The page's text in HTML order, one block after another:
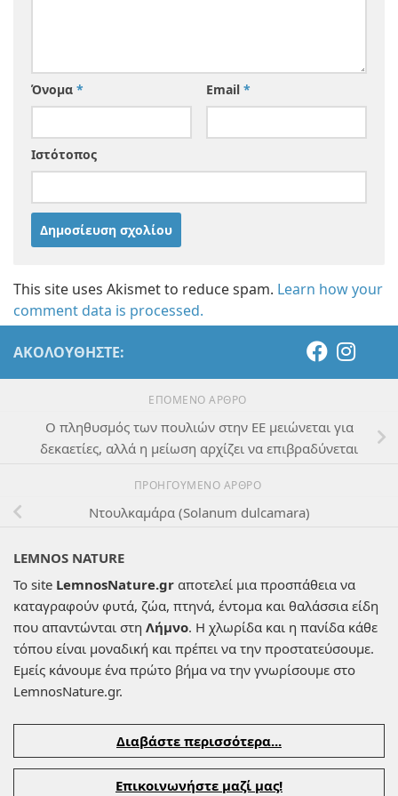
Όνομα * Email *
Ιστότοπος
This site uses Akismet to reduce spam. Learn how your
comment data is processed.
ΑΚΟΛΟΥΘΉΣΤΕ:
ΕΠΌΜΕΝΟ ΆΡΘΡΟ
Ο πληθυσμός των πουλιών στην ΕΕ μειώνεται για
δεκαετίες, αλλά η μείωση αρχίζει να επιβραδύνεται
ΠΡΟΗΓΟΎΜΕΝΟ ΆΡΘΡΟ
Ντουλκαμάρα (Solanum dulcamara)
LEMNOS NATURE
Το site LemnosNature.gr αποτελεί μια προσπάθεια να
καταγραφούν φυτά, ζώα, πτηνά, έντομα και θαλάσσια είδη
που απαντώνται στη Λήμνο. Η χλωρίδα και η πανίδα κάθε
τόπου είναι μοναδική και πρέπει να την προστατεύσουμε.
Εμείς κάνουμε ένα πρώτο βήμα να την γνωρίσουμε στο
LemnosNature.gr.
Διαβάστε περισσότερα...
Επικοινωνήστε μαζί μας!